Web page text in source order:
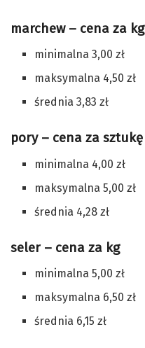
marchew – cena za kg
minimalna 3,00 zł
maksymalna 4,50 zł
średnia 3,83 zł
pory – cena za sztukę
minimalna 4,00 zł
maksymalna 5,00 zł
średnia 4,28 zł
seler – cena za kg
minimalna 5,00 zł
maksymalna 6,50 zł
średnia 6,15 zł